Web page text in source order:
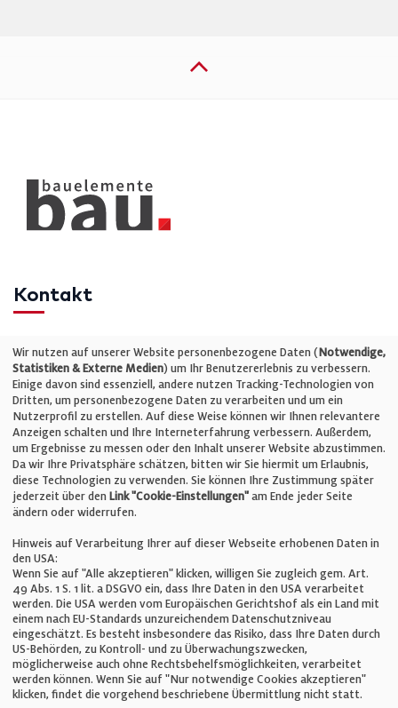
Kontakt
Telefon: +49 (0)711 2585563-0
E-Mail:info@bauelemente-bau.eu
Unternehmen
Impressum
Cookie-Einstellungen
AGB
Wir nutzen auf unserer Website personenbezogene Daten (Notwendige,
Statistiken & Externe Medien) um Ihr Benutzererlebnis zu verbessern.
Einige davon sind essenziell, andere nutzen Tracking-Technologien von
Dritten, um personenbezogene Daten zu verarbeiten und um ein
Nutzerprofil zu erstellen. Auf diese Weise können wir Ihnen relevantere
Anzeigen schalten und Ihre Interneterfahrung verbessern. Außerdem,
um Ergebnisse zu messen oder den Inhalt unserer Website abzustimmen.
Da wir Ihre Privatsphäre schätzen, bitten wir Sie hiermit um Erlaubnis,
diese Technologien zu verwenden. Sie können Ihre Zustimmung später
jederzeit über den Link "Cookie-Einstellungen" am Ende jeder Seite
ändern oder widerrufen.
Hinweis auf Verarbeitung Ihrer auf dieser Webseite erhobenen Daten in
den USA:
Wenn Sie auf "Alle akzeptieren" klicken, willigen Sie zugleich gem. Art.
49 Abs. 1 S. 1 lit. a DSGVO ein, dass Ihre Daten in den USA verarbeitet
werden. Die USA werden vom Europäischen Gerichtshof als ein Land mit
einem nach EU-Standards unzureichendem Datenschutzniveau
eingeschätzt. Es besteht insbesondere das Risiko, dass Ihre Daten durch
US-Behörden, zu Kontroll- und zu Überwachungszwecken,
möglicherweise auch ohne Rechtsbehelfsmöglichkeiten, verarbeitet
werden können. Wenn Sie auf "Nur notwendige Cookies akzeptieren"
klicken, findet die vorgehend beschriebene Übermittlung nicht statt.